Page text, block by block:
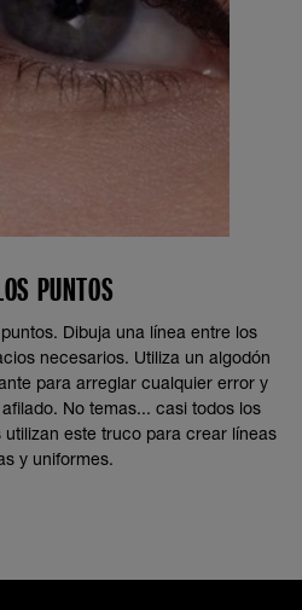
PUNTOS
Dibuja una línea entre los
necesarios. Utiliza un algodón
para arreglar cualquier error y
No temas... casi todos los
este truco para crear líneas
y uniformes.